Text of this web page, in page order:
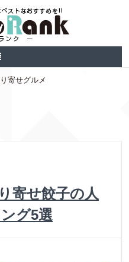
寄せグルメ
寄せ餃子の人
グ5選